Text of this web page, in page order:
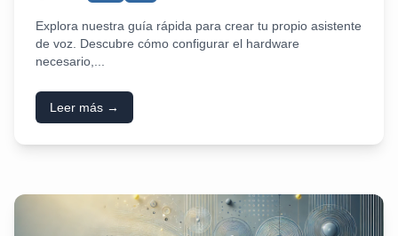
Explora nuestra guía rápida para crear tu propio asistente
de voz. Descubre cómo configurar el hardware
necesario,...
Leer más →